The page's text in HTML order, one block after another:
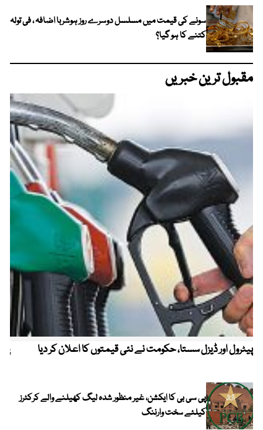
سونے کی قیمت میں مسلسل دوسرے روز ہوشربا اضافہ ، فی تولہ
کتنے کا ہو گیا؟
مقبول ترین خبریں
پیٹرول اور ڈیزل سستا، حکومت نے نئی قیمتوں کا اعلان کر دیا
پی سی بی کا ایکشن، غیر منظور شدہ لیگ کھیلنے والے کرکٹرز
کیلئے سخت وارننگ